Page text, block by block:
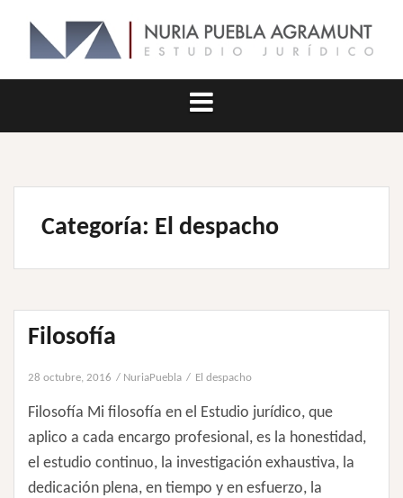
contenido
Categoría: El despacho
Filosofía
28 octubre, 2016 NuriaPuebla El despacho
Filosofía Mi filosofía en el Estudio jurídico, que
aplico a cada encargo profesional, es la honestidad,
el estudio continuo, la investigación exhaustiva, la
dedicación plena, en tiempo y en esfuerzo, la